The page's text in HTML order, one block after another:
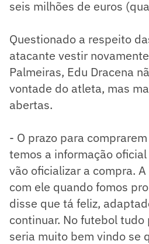
seis milhões de euros
Questionado a respeito
atacante vestir
Palmeiras, Edu Dracena
vontade do atleta, mas
abertas.
- O prazo para
temos a informação
vão oficializar a compra.
com ele quando fomos
disse que tá feliz,
continuar. No futebol tudo
seria muito bem vindo se